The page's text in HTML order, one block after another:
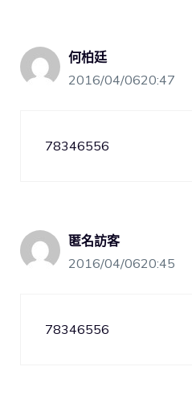
何柏廷
2016/04/0620:47
78346556
匿名訪客
2016/04/0620:45
78346556